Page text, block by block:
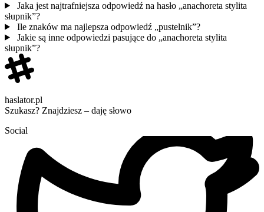
Jaka jest najtrafniejsza odpowiedź na hasło „anachoreta stylita
słupnik”?
Ile znaków ma najlepsza odpowiedź „pustelnik”?
Jakie są inne odpowiedzi pasujące do „anachoreta stylita
słupnik”?
haslator.pl
Szukasz? Znajdziesz – daję słowo
Social